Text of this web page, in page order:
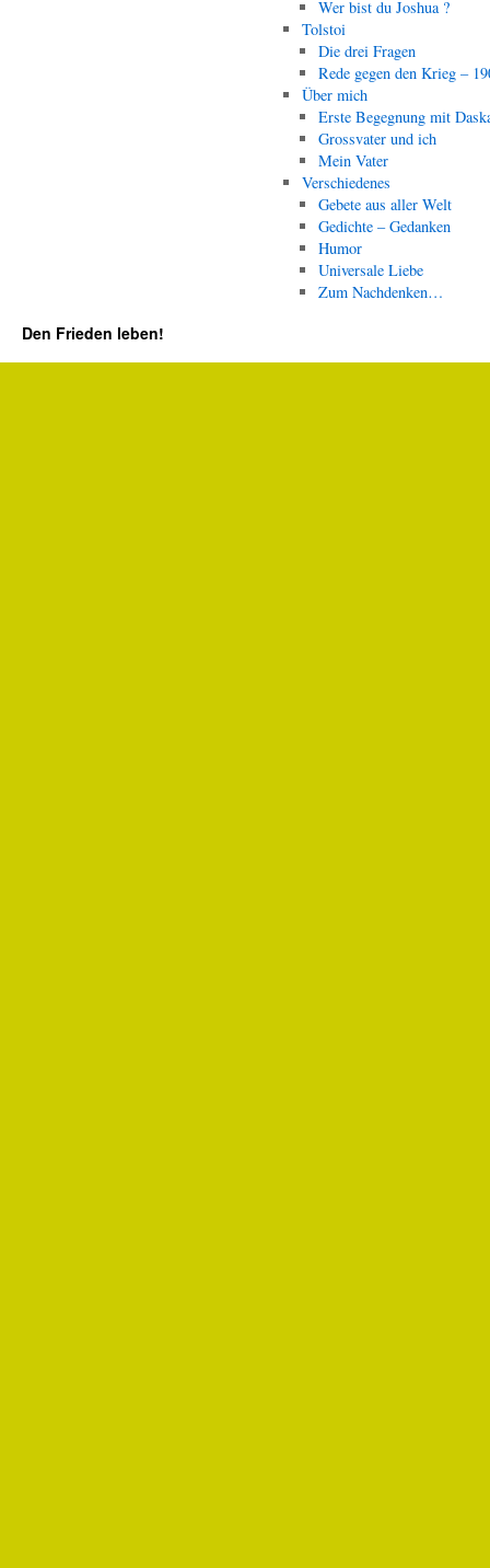
Wer bist du Joshua ?
Tolstoi
Die drei Fragen
Rede gegen den Krieg –
Über mich
Erste Begegnung mit
Grossvater und ich
Mein Vater
Verschiedenes
Gebete aus aller Welt
Gedichte – Gedanken
Humor
Universale Liebe
Zum Nachdenken…
Den Frieden leben!